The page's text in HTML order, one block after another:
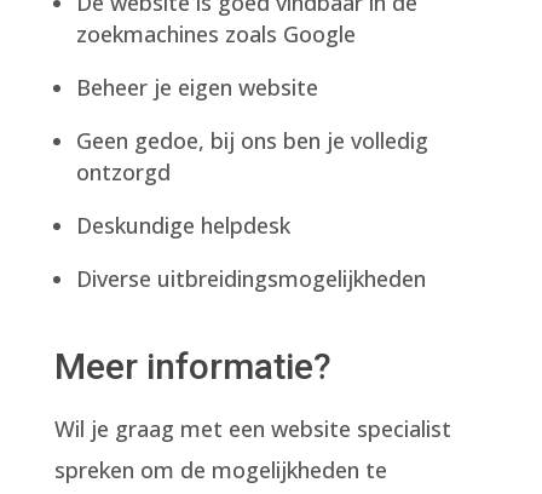
zoekmachines zoals Google
Beheer je eigen website
Geen gedoe, bij ons ben je volledig
ontzorgd
Deskundige helpdesk
Diverse uitbreidingsmogelijkheden
Meer informatie?
Wil je graag met een website specialist
spreken om de mogelijkheden te